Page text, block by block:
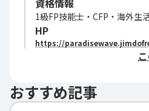
資格情報
1級FP技能士・CFP・海外生
HP
https://
おすすめ記事